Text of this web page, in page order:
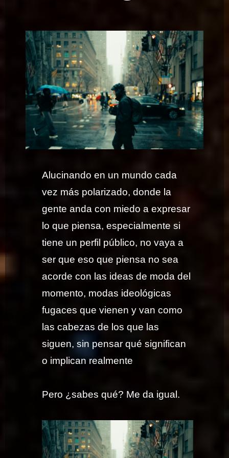
Alucinando en un mundo cada
vez más polarizado, donde la
gente anda con miedo a expresar
lo que piensa, especialmente si
tiene un perfil público, no vaya a
ser que eso que piensa no sea
acorde con las ideas de moda del
momento, modas ideológicas
fugaces que vienen y van como
las cabezas de los que las
siguen, sin pensar qué significan
o implican realmente
Pero ¿sabes qué? Me da igual.